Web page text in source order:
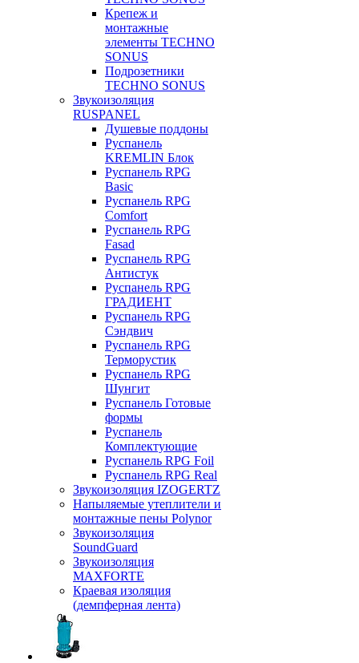
Крепеж и
монтажные
элементы TECHNO
SONUS
Подрозетники
TECHNO SONUS
Звукоизоляция
RUSPANEL
Душевые поддоны
Руспанель
KREMLIN Блок
Руспанель RPG
Basic
Руспанель RPG
Comfort
Руспанель RPG
Fasad
Руспанель RPG
Антистук
Руспанель RPG
ГРАДИЕНТ
Руспанель RPG
Сэндвич
Руспанель RPG
Терморустик
Руспанель RPG
Шунгит
Руспанель Готовые
формы
Руспанель
Комплектующие
Руспанель RPG Foil
Руспанель RPG Real
Звукоизоляция IZOGERTZ
Напыляемые утеплители и
монтажные пены Polynor
Звукоизоляция
SoundGuard
Звукоизоляция
MAXFORTE
Краевая изоляция
(демпферная лента)